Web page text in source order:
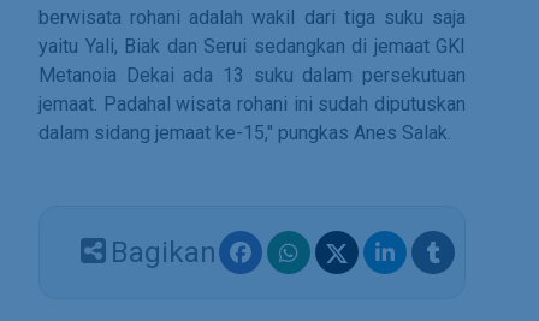
berwisata rohani adalah wakil dari tiga suku saja
yaitu Yali, Biak dan Serui sedangkan di jemaat GKI
Metanoia Dekai ada 13 suku dalam persekutuan
jemaat. Padahal wisata rohani ini sudah diputuskan
dalam sidang jemaat ke-15," pungkas Anes Salak.
Bagikan